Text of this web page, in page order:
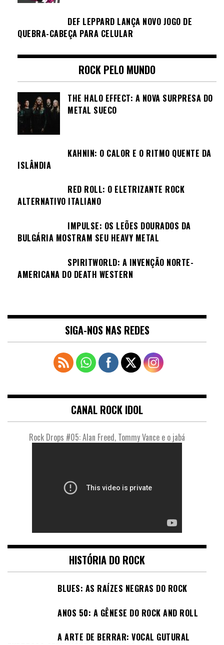
DEF LEPPARD LANÇA NOVO JOGO DE
QUEBRA-CABEÇA PARA CELULAR
ROCK PELO MUNDO
THE HALO EFFECT: A NOVA SURPRESA DO
METAL SUECO
KAHNIN: O CALOR E O RITMO QUENTE DA
ISLÂNDIA
RED ROLL: O ELETRIZANTE ROCK
ALTERNATIVO ITALIANO
IMPULSE: OS LEÕES DOURADOS DA
BULGÁRIA MOSTRAM SEU HEAVY METAL
SPIRITWORLD: A INVENÇÃO NORTE-
AMERICANA DO DEATH WESTERN
SIGA-NOS NAS REDES
CANAL ROCK IDOL
Rock Drops #05: Alan Freed, Tommy Vance e o jabá
HISTÓRIA DO ROCK
BLUES: AS RAÍZES NEGRAS DO ROCK
ANOS 50: A GÊNESE DO ROCK AND ROLL
A ARTE DE BERRAR: VOCAL GUTURAL